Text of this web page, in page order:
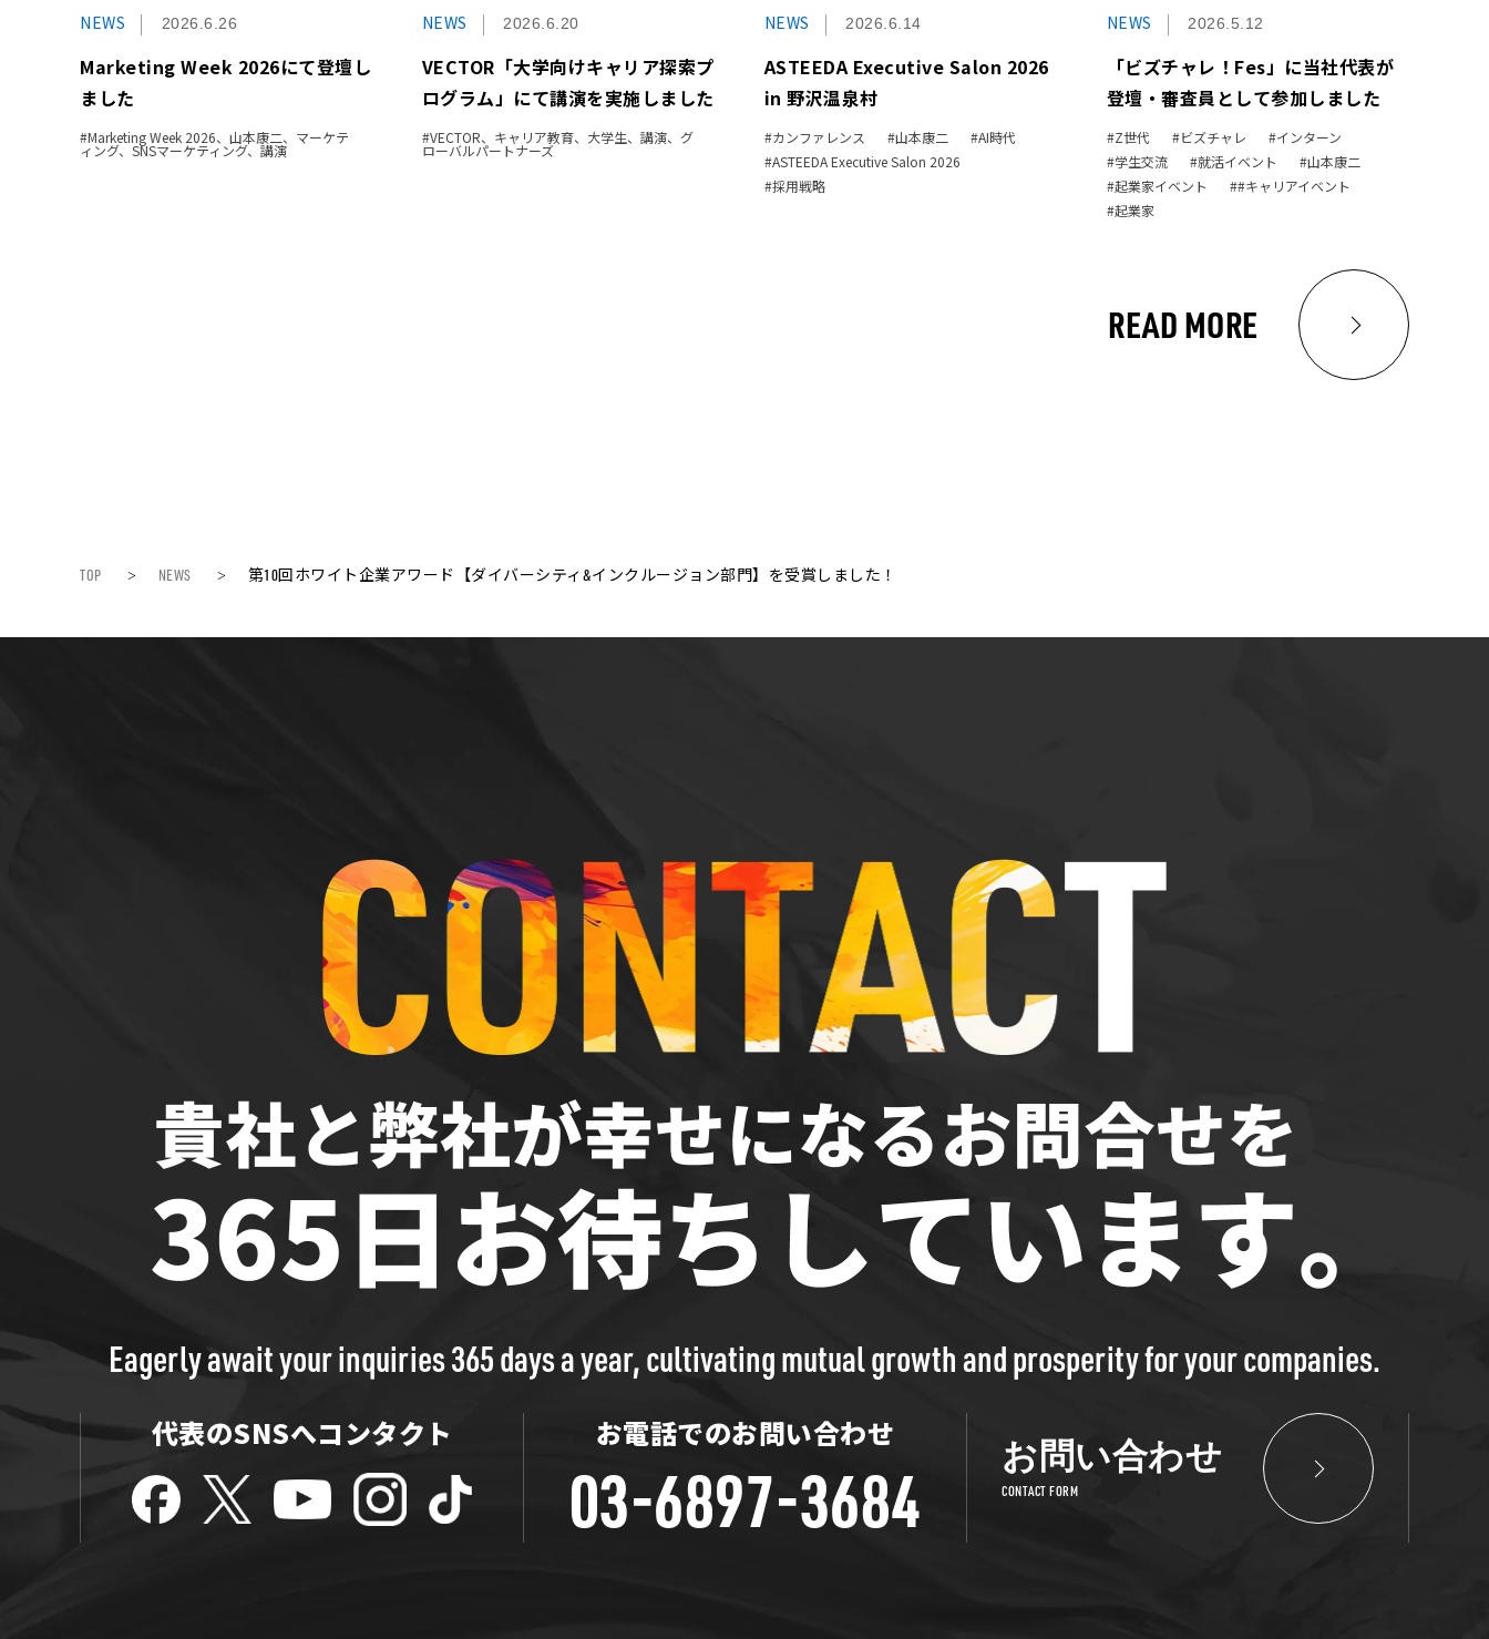
NEWS 2026.6.26
Marketing Week 2026にて登壇し
ました
Marketing Week 2026、山本康二、マーケテ
ィング、SNSマーケティング、講演
NEWS 2026.6.20
VECTOR「大学向けキャリア探索プ
ログラム」にて講演を実施しました
VECTOR、キャリア教育、大学生、講演、グ
ローバルパートナーズ
NEWS 2026.6.14
ASTEEDA Executive Salon 2026
in 野沢温泉村
カンファレンス 山本康二
AI時代
ASTEEDA Executive Salon 2026
採用戦略
NEWS 2026.5.12
「ビズチャレ！Fes」に当社代表が
登壇・審査員として参加しました
Z世代 ビズチャレ
インターン
学生交流
就活イベント
山本康二
起業家イベント
#キャリアイベント
起業家
READ MORE
TOP > NEWS > 第10回ホワイト企業アワード【ダイバーシティ&インクルージョン部門】を受賞しました！
Eagerly await your inquiries 365 days a year, cultivating mutual growth and prosperity for your companies.
代表のSNSへコンタクト お電話でのお問い合わせ
03-6897-3684 お問い合わせ
CONTACT FORM